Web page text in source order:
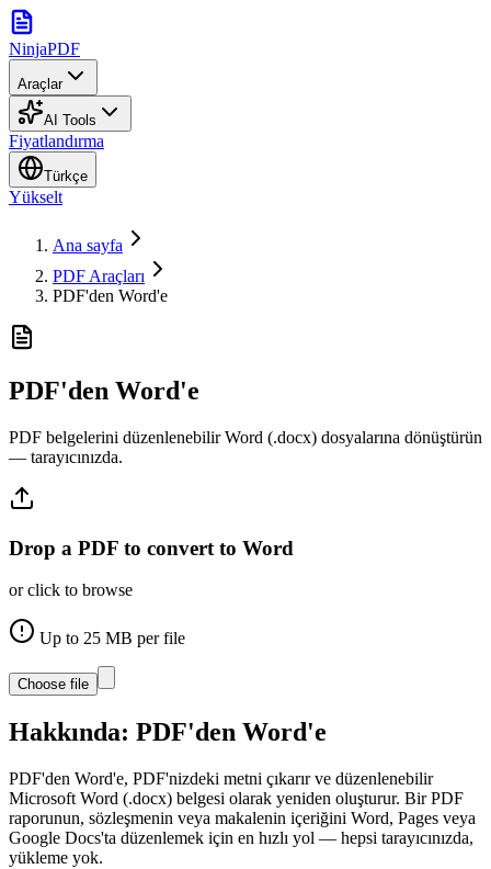
NinjaPDF
Araçlar
AI Tools
Fiyatlandırma
Türkçe
Yükselt
Ana sayfa
PDF Araçları
PDF'den Word'e
PDF'den Word'e
PDF belgelerini düzenlenebilir Word (.docx) dosyalarına dönüştürün
— tarayıcınızda.
Drop a PDF to convert to Word
or click to browse
Up to 25 MB per file
Choose file
Hakkında: PDF'den Word'e
PDF'den Word'e, PDF'nizdeki metni çıkarır ve düzenlenebilir
Microsoft Word (.docx) belgesi olarak yeniden oluşturur. Bir PDF
raporunun, sözleşmenin veya makalenin içeriğini Word, Pages veya
Google Docs'ta düzenlemek için en hızlı yol — hepsi tarayıcınızda,
yükleme yok.